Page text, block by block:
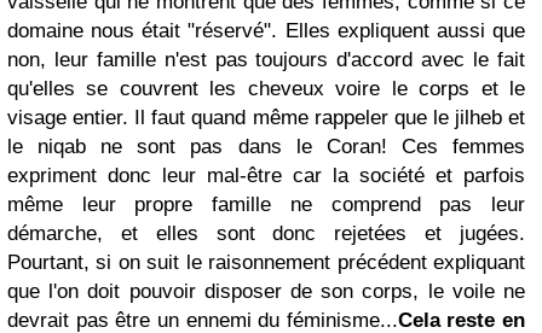
domaine nous était "réservé". Elles expliquent aussi que
non, leur famille n'est pas toujours d'accord avec le fait
qu'elles se couvrent les cheveux voire le corps et le
visage entier. Il faut quand même rappeler que le jilheb et
le niqab ne sont pas dans le Coran! Ces femmes
expriment donc leur mal-être car la société et parfois
même leur propre famille ne comprend pas leur
démarche, et elles sont donc rejetées et jugées.
Pourtant, si on suit le raisonnement précédent expliquant
que l'on doit pouvoir disposer de son corps, le voile ne
devrait pas être un ennemi du féminisme...Cela reste en